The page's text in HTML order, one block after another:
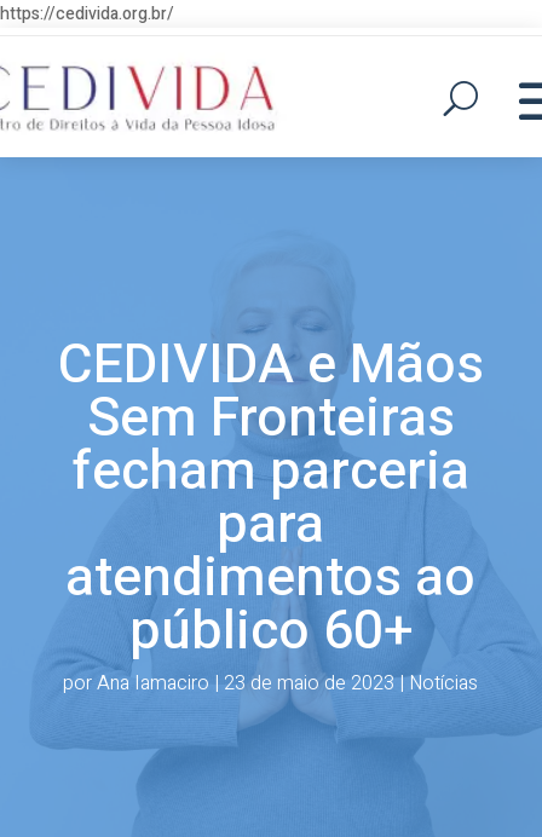
https://cedivida.org.br/
CEDIVIDA e Mãos
Sem Fronteiras
fecham parceria
para
atendimentos ao
público 60+
porAna Iamaciro | 23 de maio de 2023|Notícias